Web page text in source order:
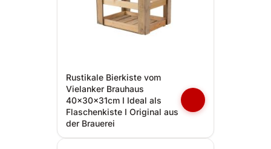
Rustikale Bierkiste vom
Vielanker Brauhaus
40x30x31cm I Ideal als
Flaschenkiste I Original aus
der Brauerei